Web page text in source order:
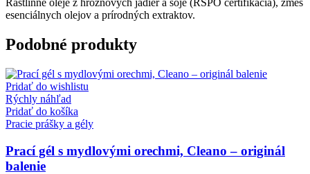
Rastlinné oleje z hroznových jadier a sóje (RSPO certifikácia), zmes
esenciálnych olejov a prírodných extraktov.
Podobné produkty
Pridať do wishlistu
Rýchly náhľad
Pridať do košíka
Pracie prášky a gély
Prací gél s mydlovými orechmi, Cleano – originál
balenie